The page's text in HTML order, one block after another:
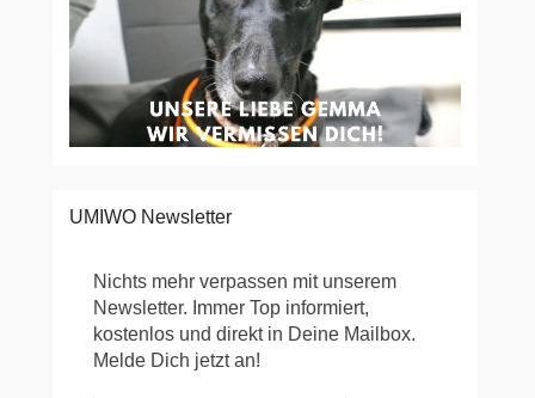
UMIWO Newsletter
Nichts mehr verpassen mit unserem
Newsletter. Immer Top informiert,
kostenlos und direkt in Deine Mailbox.
Melde Dich jetzt an!